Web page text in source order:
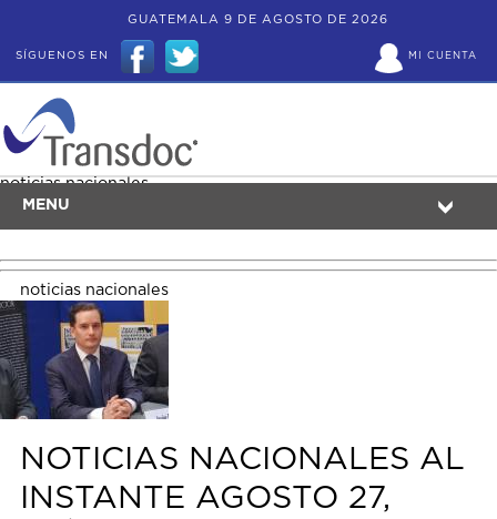
GUATEMALA 9 DE AGOSTO DE 2026
MI CUENTA
SÍGUENOS EN
MENU
noticias nacionales
noticias nacionales
NOTICIAS NACIONALES AL
INSTANTE AGOSTO 27,